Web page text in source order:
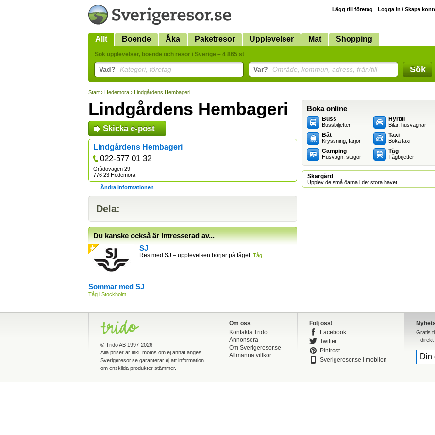
Lägg till företag Logga in / Skapa
Allt Boende Åka Paketresor Upplevelser Mat Shopping
Sök upplevelser, boende och resor i Sverige – 4 865 st
Vad? Kategori, företag Var? Område, kommun, adress, från/till Sök
Start › Hedemora › Lindgårdens Hembageri
Lindgårdens Hembageri
Skicka e-post
Lindgårdens Hembageri
022-577 01 32
Grådövägen 29
776 23 Hedemora
Ändra informationen
Dela:
Du kanske också är intresserad av...
SJ
Res med SJ – upplevelsen börjar på tåget! Tåg
Sommar med SJ
Tåg i Stockholm
Boka online
Buss
Bussbiljetter
Båt
Kryssning, färjor
Camping
Husvagn, stugor
Hyrbil
Bilar, husvagnar
Taxi
Boka taxi
Tåg
Tågbiljetter
Skärgård
Upplev de små öarna i det stora havet.
© Trido AB 1997-2026
Alla priser är inkl. moms om ej annat anges.
Sverigeresor.se garanterar ej att information
om enskilda produkter stämmer.
Om oss
Kontakta Trido
Annonsera
Om Sverigeresor.se
Allmänna villkor
Följ oss!
Facebook
Twitter
Pintrest
Sverigeresor.se i mobilen
Gratis
– direkt